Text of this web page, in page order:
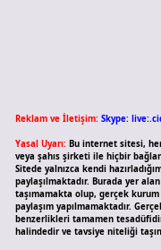
Reklam ve İletişim: Skype:
Yasal Uyarı: Bu internet sitesi,
veya şahıs şirketi ile hiçbir
Sitede yalnızca kendi
paylaşılmaktadır. Burada yer
taşımamakta olup, gerçek
paylaşım yapılmamaktadır.
benzerlikleri tamamen
halindedir ve tavsiye niteliği